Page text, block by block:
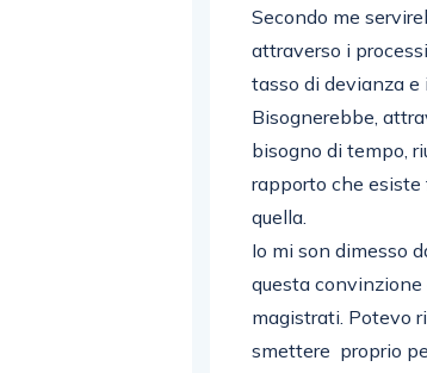
Secondo me
attraverso i
tasso di devianza e
Bisognerebbe,
bisogno di tempo,
rapporto che esiste
quella.
Io mi son dimesso
questa convinzione
magistrati. Potevo
smettere proprio